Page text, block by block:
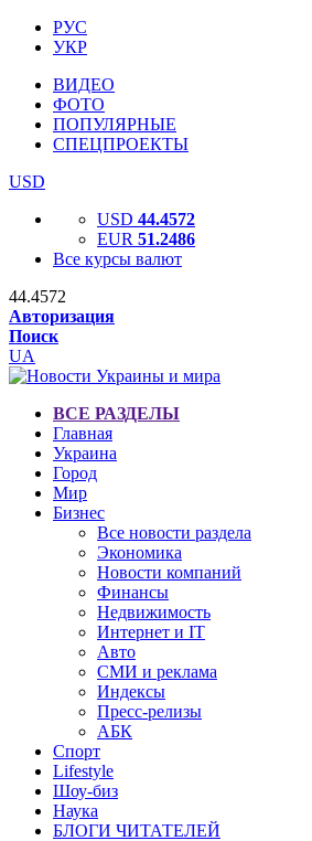
РУС
УКР
ВИДЕО
ФОТО
ПОПУЛЯРНЫЕ
СПЕЦПРОЕКТЫ
USD
USD 44.4572
EUR 51.2486
Все курсы валют
44.4572
Авторизация
Поиск
UA
ВСЕ РАЗДЕЛЫ
Главная
Украина
Город
Мир
Бизнес
Все новости раздела
Экономика
Новости компаний
Финансы
Недвижимость
Интернет и IT
Авто
СМИ и реклама
Индексы
Пресс-релизы
АБК
Спорт
Lifestyle
Шоу-биз
Наука
БЛОГИ ЧИТАТЕЛЕЙ